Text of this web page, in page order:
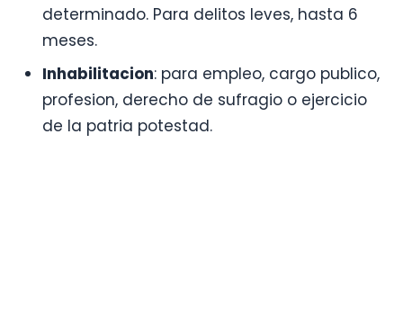
determinado. Para delitos leves, hasta 6
meses.
Inhabilitacion: para empleo, cargo publico,
profesion, derecho de sufragio o ejercicio
de la patria potestad.